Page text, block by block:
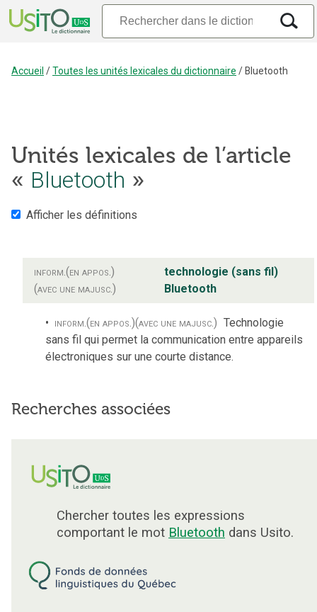
Accueil /Toutes les unités lexicales du dictionnaire / Bluetooth
Unités lexicales de l’article
« Bluetooth »
Afficher les définitions
inform.(en appos.)
(avec une majusc.)
technologie (sans fil)
Bluetooth
inform.(en appos.)(avec une majusc.) Technologie
sans fil qui permet la communication entre appareils
électroniques sur une courte distance.
Recherches associées
Chercher toutes les expressions
comportant le mot Bluetooth dans Usito.